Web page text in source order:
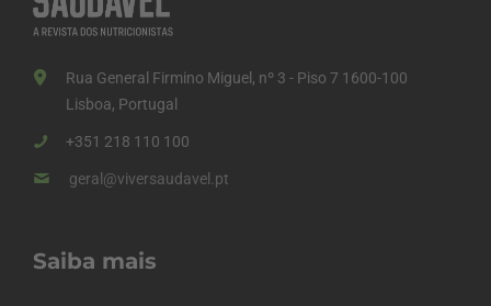
Rua General Firmino Miguel, nº 3 - Piso 7 1600-100
Lisboa, Portugal
+351 218 110 100
geral@viversaudavel.pt
Saiba mais